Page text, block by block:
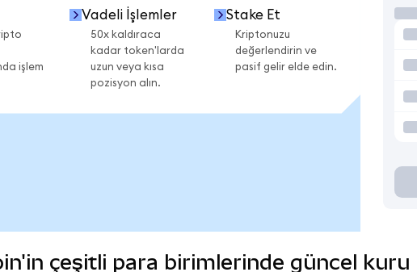
işlem
Vadeli İşlemler
50x kaldıraca
kadar token'larda
uzun veya kısa
pozisyon alın.
Stake Et
Kriptonuzu
değerlendirin ve
pasif gelir elde edin.
çeşitli para birimlerinde güncel kuru